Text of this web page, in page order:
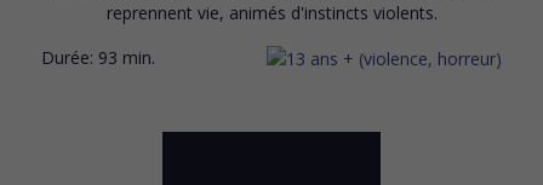
reprennent vie, animés d'instincts violents.
Durée: 93 min.